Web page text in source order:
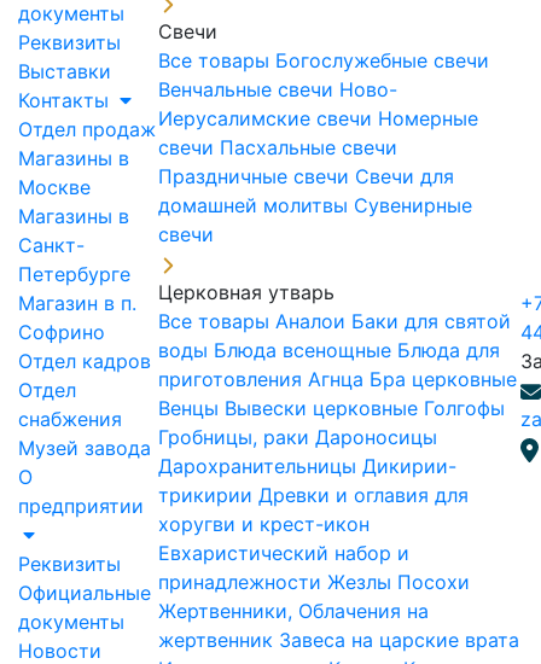
документы
Реквизиты
Выставки
Контакты
Отдел продаж
Магазины в
Москве
Магазины в
Санкт-
Петербурге
Магазин в п.
Софрино
Отдел кадров
Отдел
снабжения
Музей завода
О
предприятии
Реквизиты
Официальные
документы
Новости
Свечи
Все товары Богослужебные свечи
Венчальные свечи Ново-
Иерусалимские свечи Номерные
свечи Пасхальные свечи
Праздничные свечи Свечи для
домашней молитвы Сувенирные
свечи
Церковная утварь
Все товары Аналои Баки для святой
воды Блюда всенощные Блюда для
приготовления Агнца Бра церковные
Венцы Вывески церковные Голгофы
Гробницы, раки Дароносицы
Дарохранительницы Дикирии-
трикирии Древки и оглавия для
хоругви и крест-икон
Евхаристический набор и
принадлежности Жезлы Посохи
Жертвенники, Облачения на
жертвенник Завеса на царские врата